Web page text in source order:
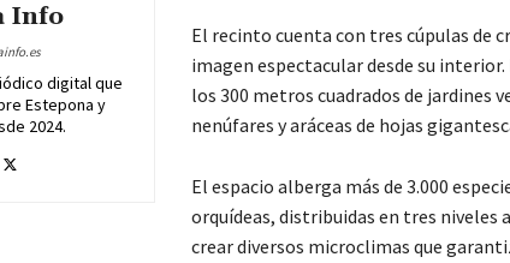
Info
digital que
Estepona y
2024.
El recinto cuenta con tres cúpulas de
imagen espectacular desde su
los 300 metros cuadrados de jardines
nenúfares y aráceas de hojas
El espacio alberga más de 3.000
orquídeas, distribuidas en tres
crear diversos microclimas que